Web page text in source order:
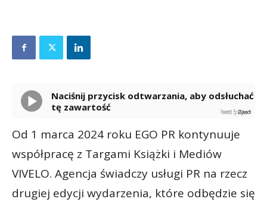
Naciśnij przycisk odtwarzania, aby odsłuchać
tę zawartość
Powered By GSpeech
Od 1 marca 2024 roku EGO PR kontynuuje
współpracę z Targami Książki i Mediów
VIVELO. Agencja świadczy usługi PR na rzecz
drugiej edycji wydarzenia, które odbędzie się